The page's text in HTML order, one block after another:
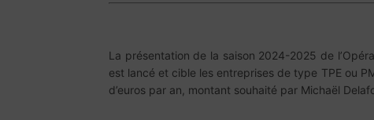
La présentation de la saison 2024-2025 de
est lancé et cible les entreprises de type TPE ou
d’euros par an, montant souhaité par Michaël